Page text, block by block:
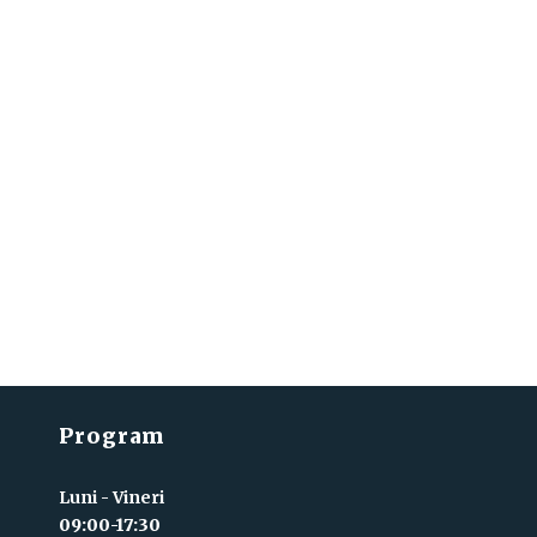
Program
Luni - Vineri
09:00-17:30